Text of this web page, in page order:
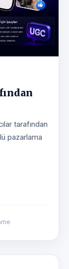
tarafından
pazarlama